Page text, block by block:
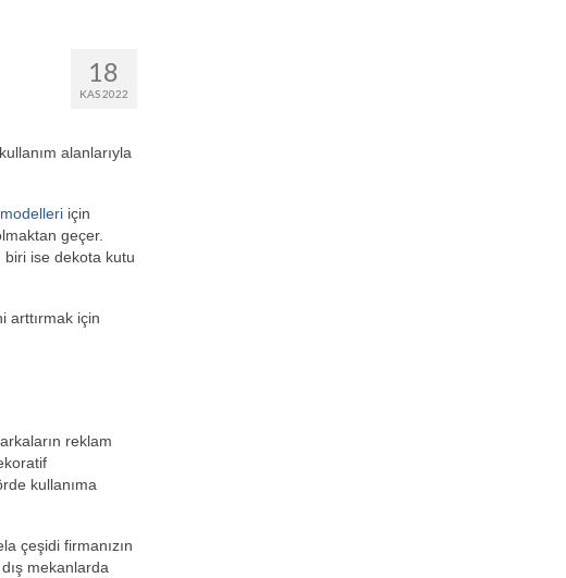
18
KAS 2022
alanlarıyla
için
geçer.
biri ise dekota kutu
arttırmak için
reklam
kullanıma
çeşidi firmanızın
mekanlarda